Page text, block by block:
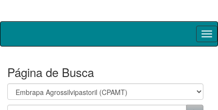
Skip
Página de Busca